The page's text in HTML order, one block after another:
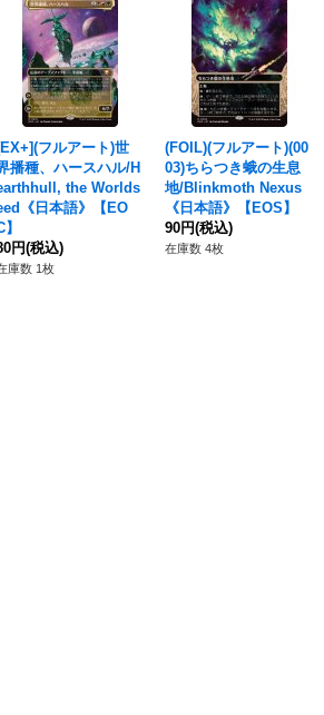
フルアート)世
播種、ハースハル/H
the Worlds
《日本語》【EO
円(税込)
庫数 1枚
(FOIL)(フルアート)(00
03)ちらつき蛾の生息
地/Blinkmoth Nexus
《日本語》【EOS】
90円(税込)
在庫数 4枚